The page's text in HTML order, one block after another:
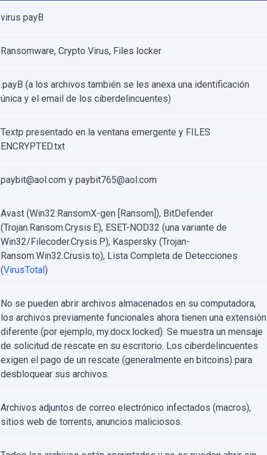
virus payB
Ransomware, Crypto Virus, Files locker
.payB (a los archivos también se les anexa una identificación
única y el email de los ciberdelincuentes)
Textp presentado en la ventana emergente y FILES
ENCRYPTED.txt
paybit@aol.com y paybit765@aol.com
Avast (Win32:RansomX-gen [Ransom]), BitDefender
(Trojan.Ransom.Crysis.E), ESET-NOD32 (una variante de
Win32/Filecoder.Crysis.P), Kaspersky (Trojan-
Ransom.Win32.Crusis.to), Lista Completa de Detecciones
(VirusTotal)
No se pueden abrir archivos almacenados en su computadora,
los archivos previamente funcionales ahora tienen una extensión
diferente (por ejemplo, my.docx.locked). Se muestra un mensaje
de solicitud de rescate en su escritorio. Los ciberdelincuentes
exigen el pago de un rescate (generalmente en bitcoins) para
desbloquear sus archivos.
Archivos adjuntos de correo electrónico infectados (macros),
sitios web de torrents, anuncios maliciosos.